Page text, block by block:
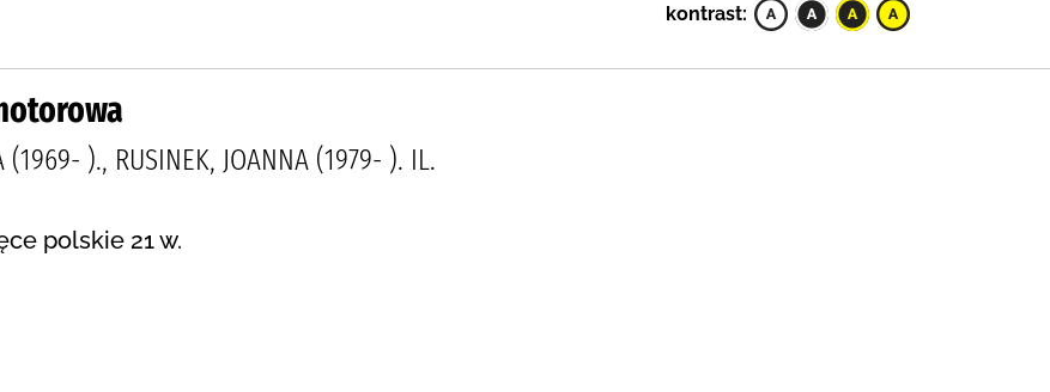
kontrast:
(1969- )., RUSINEK, JOANNA (1979- ). IL.
polskie 21 w.